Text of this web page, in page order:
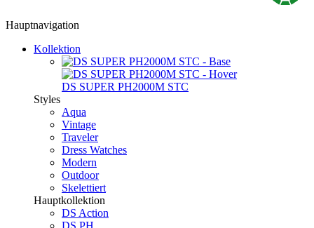
Hauptnavigation
Kollektion
DS SUPER PH2000M STC
Styles
Aqua
Vintage
Traveler
Dress Watches
Modern
Outdoor
Skelettiert
Hauptkollektion
DS Action